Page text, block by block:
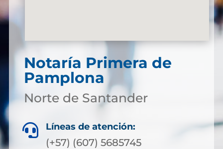
Notaría Primera de
Pamplona
Norte de Santander
 Líneas de atención:
(+57) (607) 5685745